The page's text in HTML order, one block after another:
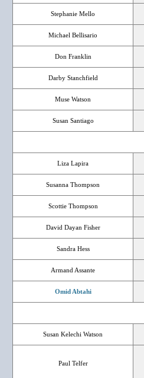
Stephanie Mello
Michael Bellisario
Don Franklin
Darby Stanchfield
Muse Watson
Susan Santiago
Liza Lapira
Susanna Thompson
Scottie Thompson
David Dayan Fisher
Sandra Hess
Armand Assante
Omid Abtahi
Susan Kelechi Watson
Paul Telfer